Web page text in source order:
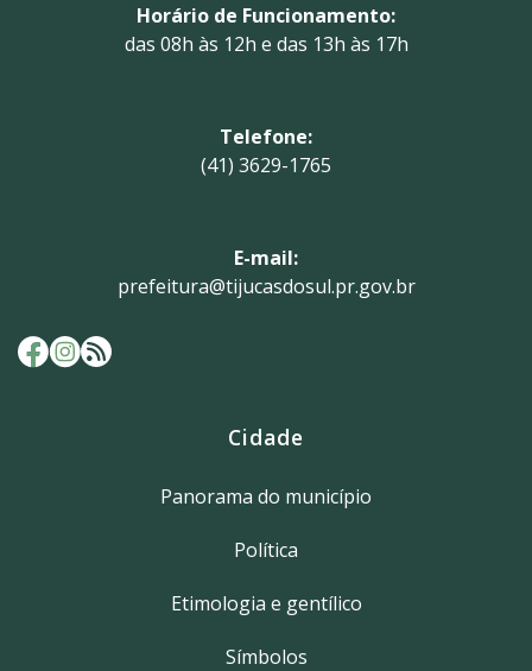
Horário de Funcionamento:
das 08h às 12h e das 13h às 17h
Telefone:
(41) 3629-1765
E-mail:
prefeitura@tijucasdosul.pr.gov.br
Cidade
Panorama do município
Política
Etimologia e gentílico
Símbolos